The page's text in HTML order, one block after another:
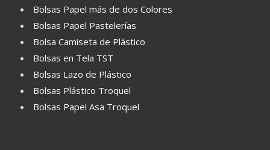
Bolsas Papel más de dos Colores
Bolsas Papel Pastelerías
Bolsa Camiseta de Plástico
Bolsas en Tela TST
Bolsas Lazo de Plástico
Bolsas Plástico Troquel
Bolsas Papel Asa Troquel